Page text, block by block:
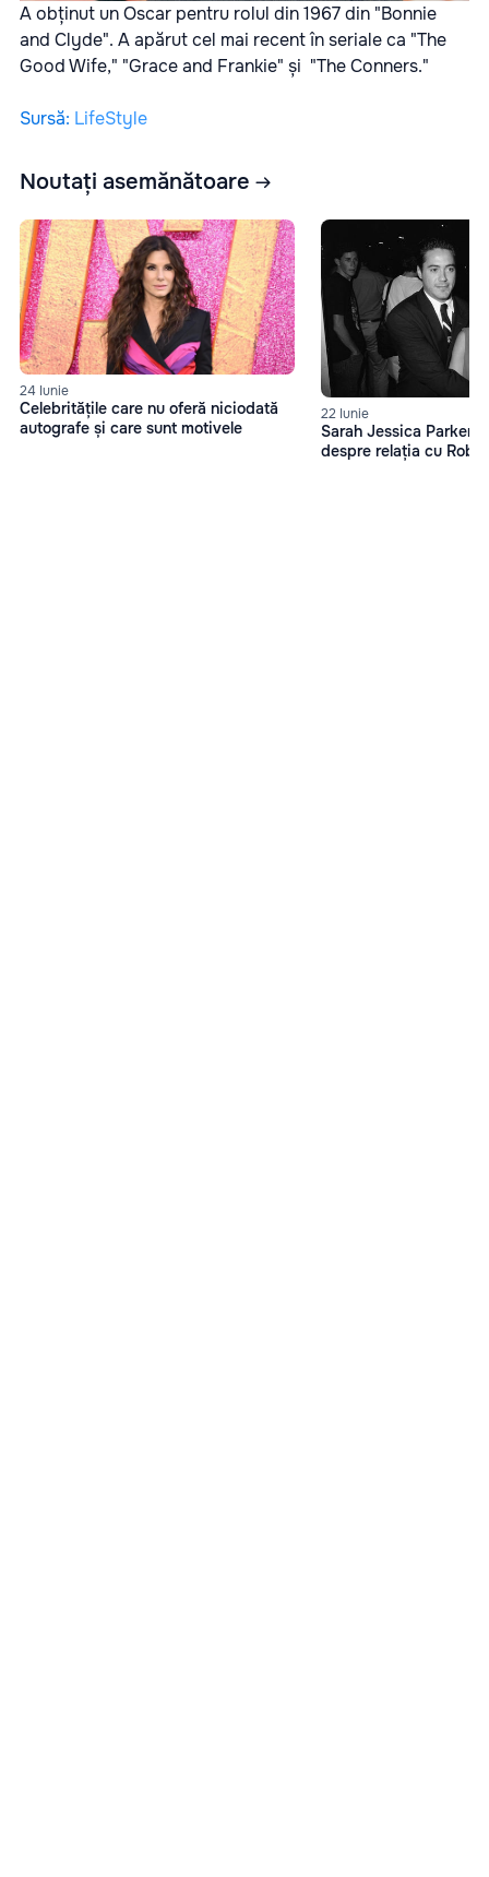
A obținut un Oscar pentru rolul din 1967 din "Bonnie
and Clyde". A apărut cel mai recent în seriale ca "The
Good Wife," "Grace and Frankie" și "The Conners."
Sursă: LifeStyle
Noutați asemănătoare
24 Iunie
Celebritățile care nu oferă niciodată
autografe și care sunt motivele
22 Iunie
Sarah Jessica Parker,
despre relația cu